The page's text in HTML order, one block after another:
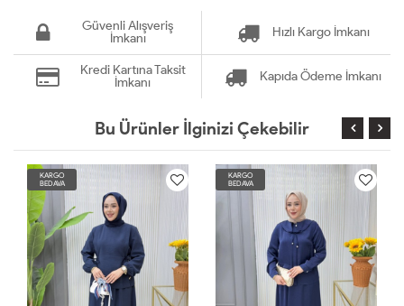
Güvenli Alışveriş
İmkanı
Hızlı Kargo İmkanı
Kredi Kartına Taksit
İmkanı
Kapıda Ödeme İmkanı
Bu Ürünler İlginizi Çekebilir
KARGO
BEDAVA
KARGO
BEDAVA